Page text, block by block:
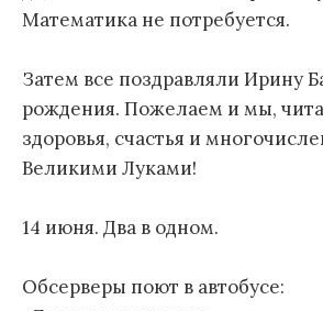
Математика не потребуется.
Затем все поздравляли Ирину
рождения. Пожелаем и мы,
здоровья, счастья и
Великими Луками!
14 июня. Два в одном.
Обсерверы поют в автобусе: